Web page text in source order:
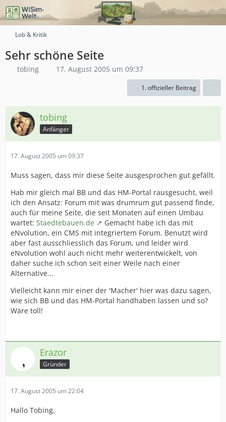
Lob & Kritik
Sehr schöne Seite
tobing 17. August 2005 um 09:37
1. offizieller Beitrag
tobing
Anfänger
17. August 2005 um 09:37
Muss sagen, dass mir diese Seite ausgesprochen gut gefällt.
Hab mir gleich mal BB und das HM-Portal rausgesucht, weil
ich den Ansatz: Forum mit was drumrum gut passend finde,
auch für meine Seite, die seit Monaten auf einen Umbau
wartet: Staedtebauen.de
Gemacht habe ich das mit
eNvolution, ein CMS mit integriertem Forum. Benutzt wird
aber fast ausschliesslich das Forum, und leider wird
eNvolution wohl auch nicht mehr weiterentwickelt, von
daher suche ich schon seit einer Weile nach einer
Alternative...
Vielleicht kann mir einer der 'Macher' hier was dazu sagen,
wie sich BB und das HM-Portal handhaben lassen und so?
Wäre toll!
Erazor
Gründer
17. August 2005 um 22:04
Hallo Tobing,